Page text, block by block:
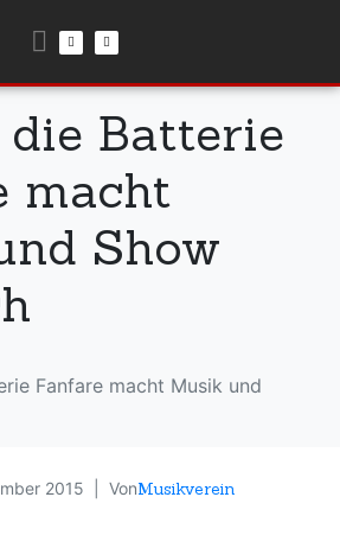
die Batterie
macht
Show
Fanfare macht Musik und
2015 VonMusikverein